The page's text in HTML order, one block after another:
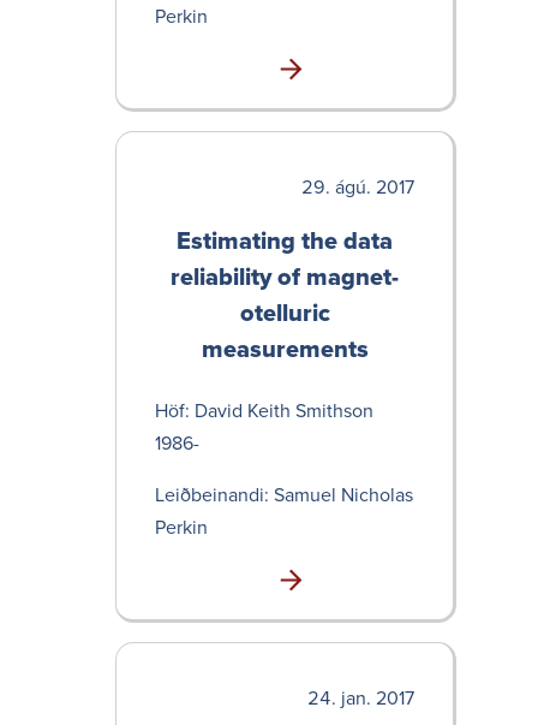
Perkin
ágú. 2017
Estimating the data
relia­bility of magnet­
otell­uric
measurements
Höf: David Keith Smithson
1986-
Leið­bein­andi: Samuel Nicholas
Perkin
jan. 2017